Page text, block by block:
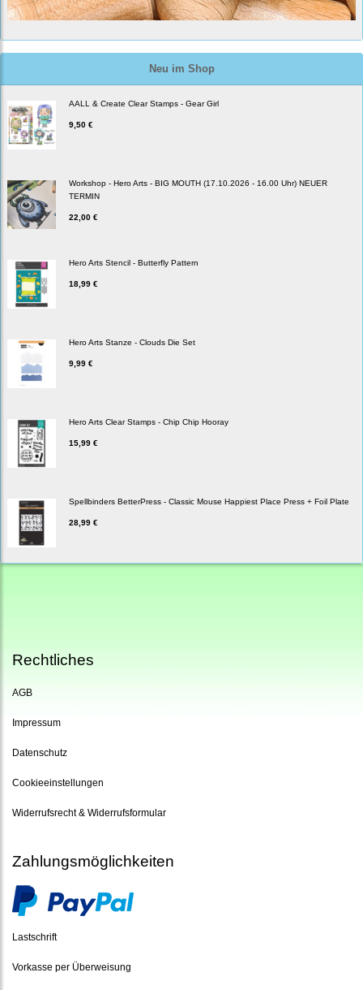
Neu im Shop
AALL & Create Clear Stamps - Gear Girl
9,50 €
Workshop - Hero Arts - BIG MOUTH (17.10.2026 - 16.00 Uhr) NEUER
TERMIN
22,00 €
Hero Arts Stencil - Butterfly Pattern
18,99 €
Hero Arts Stanze - Clouds Die Set
9,99 €
Hero Arts Clear Stamps - Chip Chip Hooray
15,99 €
Spellbinders BetterPress - Classic Mouse Happiest Place Press + Foil Plate
28,99 €
Rechtliches
AGB
Impressum
Datenschutz
Cookieeinstellungen
Widerrufsrecht & Widerrufsformular
Zahlungsmöglichkeiten
Lastschrift
Vorkasse per Überweisung